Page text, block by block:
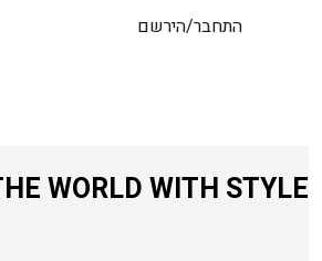
התחבר/הירשם
WORLD WITH STYLE